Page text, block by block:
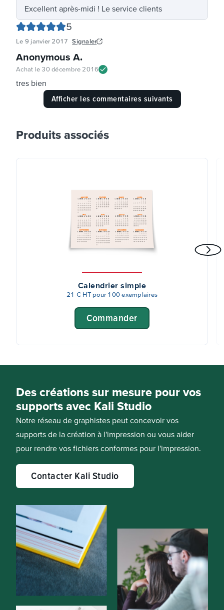
Excellent après-midi ! Le service clients
5
Le 9 janvier 2017 Signaler
Anonymous A.
Achat le 30 décembre 2016
tres bien
Afficher les commentaires suivants
Produits associés
Calendrier simple
21 € HT pour 100 exemplaires
Commander
Des créations sur mesure pour vos
supports avec Kali Studio
Notre réseau de graphistes peut concevoir vos
supports de la création à l'impression ou vous aider
pour rendre vos fichiers conformes pour l'impression.
Contacter Kali Studio